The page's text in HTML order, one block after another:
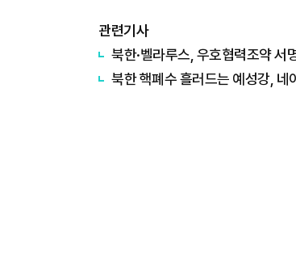
관련기사
북한·벨라루스, 우호협력조약 서
북한 핵폐수 흘러드는 예성강, 네